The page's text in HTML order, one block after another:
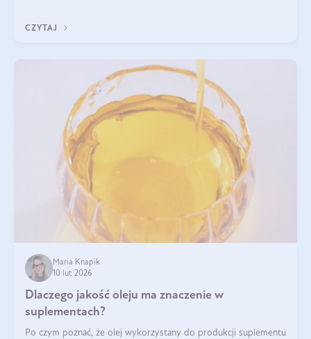
wyjaśnimy.
CZYTAJ
Maria Knapik
10 lut 2026
Dlaczego jakość oleju ma znaczenie w
suplementach?
Po czym poznać, że olej wykorzystany do produkcji suplementu